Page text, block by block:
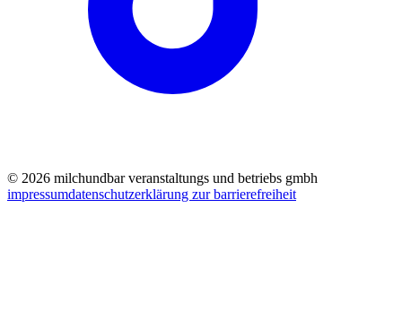
© 2026 milchundbar veranstaltungs und betriebs gmbh
impressumdatenschutzerklärung zur barrierefreiheit